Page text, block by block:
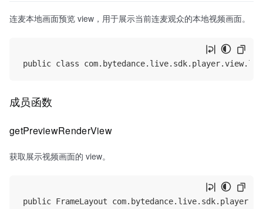
连麦本地画面预览 view，用于展示当前连麦观众的本地视频画面。
成员函数
getPreviewRenderView
获取展示视频画面的 view。